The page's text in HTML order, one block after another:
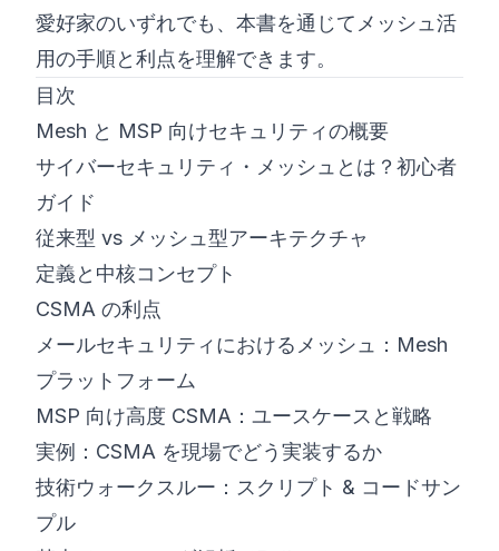
愛好家のいずれでも、本書を通じてメッシュ活
用の手順と利点を理解できます。
目次
Mesh と MSP 向けセキュリティの概要
サイバーセキュリティ・メッシュとは？初心者
ガイド
従来型 vs メッシュ型アーキテクチャ
定義と中核コンセプト
CSMA の利点
メールセキュリティにおけるメッシュ：Mesh
プラットフォーム
MSP 向け高度 CSMA：ユースケースと戦略
実例：CSMA を現場でどう実装するか
技術ウォークスルー：スクリプト & コードサン
プル